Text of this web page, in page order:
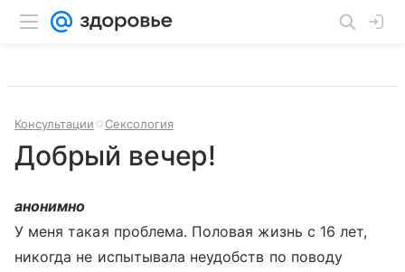
Консультации Сексология
Добрый вечер!
анонимно
У меня такая проблема. Половая жизнь с 16 лет,
никогда не испытывала неудобств по поводу